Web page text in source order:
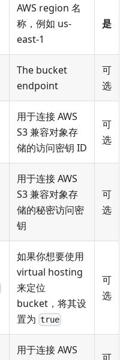
AWS region 名
称，例如 us-
east-1
是
The bucket
endpoint
可
选
用于连接 AWS
S3 兼容对象存
储的访问密钥 ID
可
选
用于连接 AWS
S3 兼容对象存
储的秘密访问密
钥
可
选
如果你想要使用
virtual hosting
来定位
bucket，将其设
置为 true
可
选
用于连接 AWS